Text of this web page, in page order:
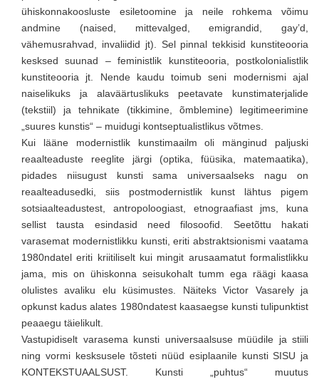
ühiskonnakoosluste esiletoomine ja neile rohkema võimu
andmine (naised, mittevalged, emigrandid, gay’d,
vähemusrahvad, invaliidid jt). Sel pinnal tekkisid kunstiteooria
kesksed suunad – feministlik kunstiteooria, postkolonialistlik
kunstiteooria jt. Nende kaudu toimub seni modernismi ajal
naiselikuks ja alaväärtuslikuks peetavate kunstimaterjalide
(tekstiil) ja tehnikate (tikkimine, õmblemine) legitimeerimine
„suures kunstis“ – muidugi kontseptualistlikus võtmes.
Kui lääne modernistlik kunstimaailm oli mänginud paljuski
reaalteaduste reeglite järgi (optika, füüsika, matemaatika),
pidades niisugust kunsti sama universaalseks nagu on
reaalteadusedki, siis postmodernistlik kunst lähtus pigem
sotsiaalteadustest, antropoloogiast, etnograafiast jms, kuna
sellist tausta esindasid need filosoofid. Seetõttu hakati
varasemat modernistlikku kunsti, eriti abstraktsionismi vaatama
1980ndatel eriti kriitiliselt kui mingit arusaamatut formalistlikku
jama, mis on ühiskonna seisukohalt tumm ega räägi kaasa
olulistes avaliku elu küsimustes. Näiteks Victor Vasarely ja
opkunst kadus alates 1980ndatest kaasaegse kunsti tulipunktist
peaaegu täielikult.
Vastupidiselt varasema kunsti universaalsuse müüdile ja stiili
ning vormi kesksusele tõsteti nüüd esiplaanile kunsti SISU ja
KONTEKSTUAALSUST. Kunsti „puhtus“ muutus